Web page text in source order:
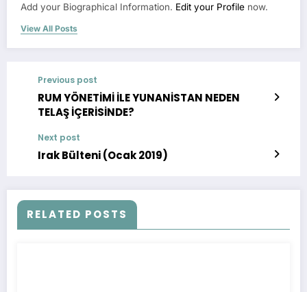
Add your Biographical Information. Edit your Profile now.
View All Posts
Previous post
RUM YÖNETİMİ İLE YUNANİSTAN NEDEN
TELAŞ İÇERİSİNDE?
Next post
Irak Bülteni (Ocak 2019)
RELATED POSTS